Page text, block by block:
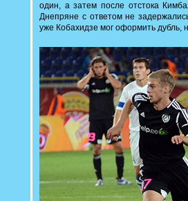
один, а затем после отстока
Днепряне с ответом не
уже Кобахидзе мог оформить дубль,